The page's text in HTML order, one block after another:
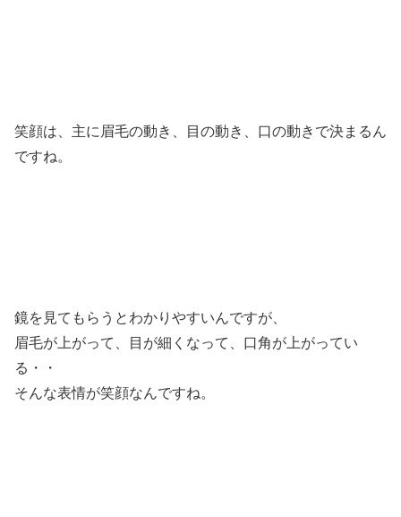
笑顔は、主に眉毛の動き、目の動き、口の動きで決まるん
ですね。
鏡を見てもらうとわかりやすいんですが、
眉毛が上がって、目が細くなって、口角が上がってい
る・・
そんな表情が笑顔なんですね。